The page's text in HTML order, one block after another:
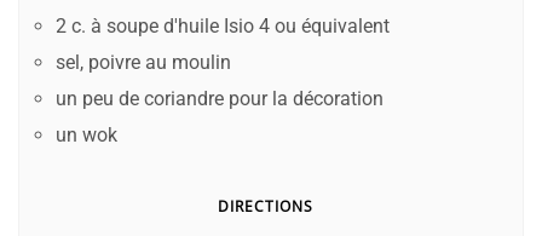
2 c. à soupe d'huile Isio 4 ou équivalent
sel, poivre au moulin
un peu de coriandre pour la décoration
un wok
DIRECTIONS